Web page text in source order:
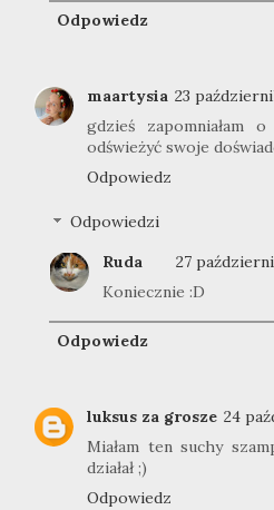
Odpowiedz
maartysia 23
gdzieś zapomniałam
odświeżyć swoje
Odpowiedz
Odpowiedzi
Ruda
27
Koniecznie :D
Odpowiedz
luksus za grosze 24
Miałam ten suchy
działał ;)
Odpowiedz